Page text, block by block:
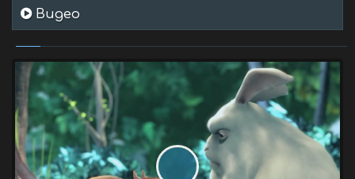
Видео